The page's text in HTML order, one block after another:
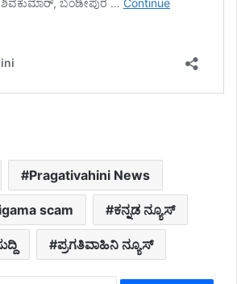
Pragativahini News
scam ಕನ್ನಡ ನ್ಯೂಸ್
ಪ್ರಗತಿವಾಹಿನಿ ನ್ಯೂಸ್